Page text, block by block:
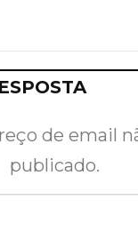
de email
publicado.